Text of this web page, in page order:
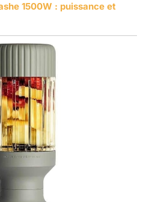
1500W : puissance et